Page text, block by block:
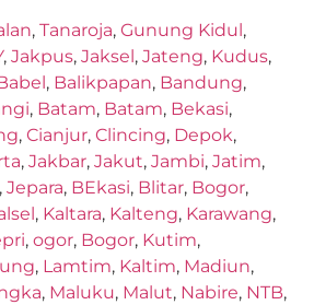
, Tanaroja, Gunung Kidul,
, Jakpus, Jaksel, Jateng, Kudus,
, Balikpapan, Bandung,
, Batam, Batam, Bekasi,
, Cianjur, Clincing, Depok,
, Jakbar, Jakut, Jambi, Jatim,
, Jepara, BEkasi, Blitar, Bogor,
, Kaltara, Kalteng, Karawang,
, ogor, Bogor, Kutim,
, Lamtim, Kaltim, Madiun,
, Maluku, Malut, Nabire, NTB,